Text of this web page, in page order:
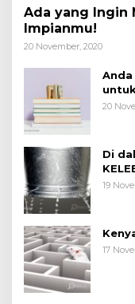
Ada yang Ingin
Impianmu!
20 November, 2020
Anda
20
Di
19
17